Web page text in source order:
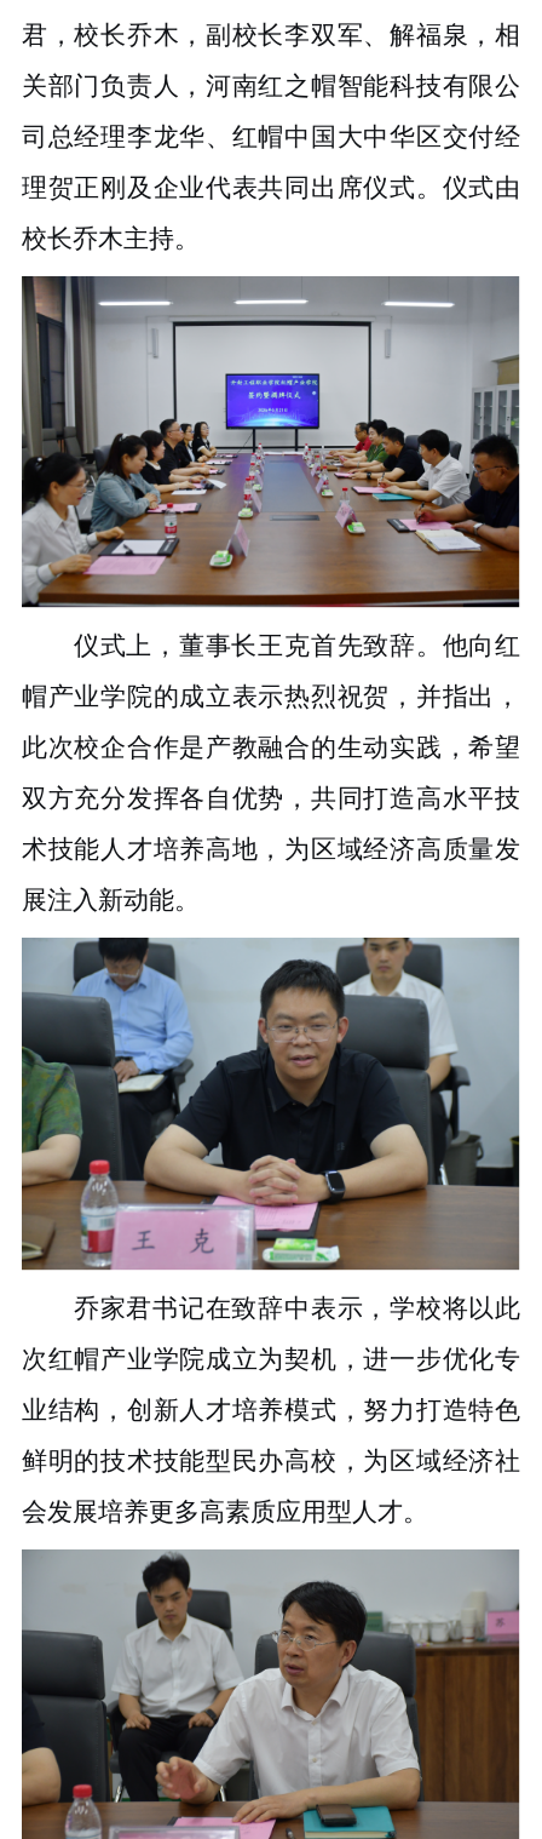
君，校长乔木，副校长李双军、解福泉，相
关部门负责人，河南红之帽智能科技有限公
司总经理李龙华、红帽中国大中华区交付经
理贺正刚及企业代表共同出席仪式。仪式由
校长乔木主持。
仪式上，董事长王克首先致辞。他向红
帽产业学院的成立表示热烈祝贺，并指出，
此次校企合作是产教融合的生动实践，希望
双方充分发挥各自优势，共同打造高水平技
术技能人才培养高地，为区域经济高质量发
展注入新动能。
乔家君书记在致辞中表示，学校将以此
次红帽产业学院成立为契机，进一步优化专
业结构，创新人才培养模式，努力打造特色
鲜明的技术技能型民办高校，为区域经济社
会发展培养更多高素质应用型人才。